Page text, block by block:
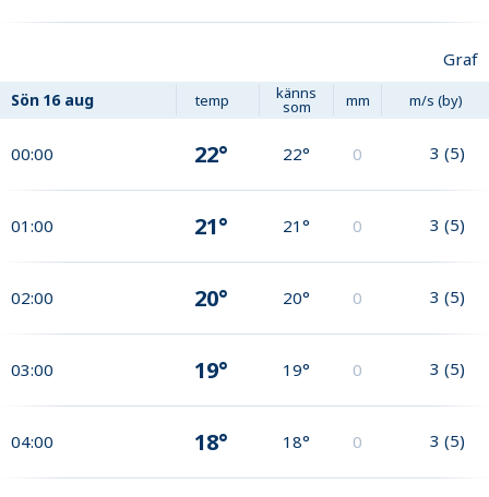
Graf
Sön 16 aug temp känns
som mm m/s (by)
00:00 22° 22° 0 3 (5)
01:00 21° 21° 0 3 (5)
02:00 20° 20° 0 3 (5)
03:00 19° 19° 0 3 (5)
04:00 18° 18° 0 3 (5)